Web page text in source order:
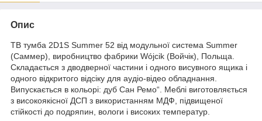
Опис
ТВ тумба 2D1S Summer 52 від модульної система Summer
(Саммер), виробництво фабрики Wójcik (Войчік), Польща.
Складається з дводверної частини і одного висувного ящика і
одного відкритого відсіку для аудіо-відео обладнання.
Випускається в кольорі: дуб Сан Ремо“. Меблі виготовляється
з високоякісної ДСП з використанням МДФ, підвищеної
стійкості до подряпин, вологи і високих температур.